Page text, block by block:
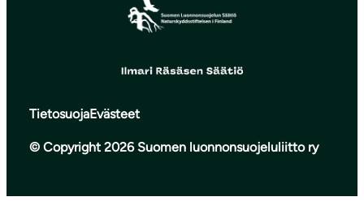
TietosuojaEvästeet
© Copyright 2026 Suomen luonnonsuojeluliitto ry